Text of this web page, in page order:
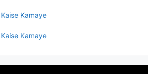
Kamaye
Kamaye